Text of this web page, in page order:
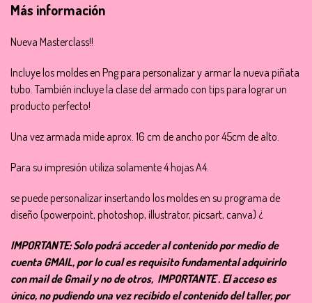
Más información
Nueva Masterclass!!
Incluye los moldes en Png para personalizar y armar la nueva piñata
tubo. También incluye la clase del armado con tips para lograr un
producto perfecto!
Una vez armada mide aprox. 16 cm de ancho por 45cm de alto.
Para su impresión utiliza solamente 4 hojas A4.
se puede personalizar insertando los moldes en su programa de
diseño (powerpoint, photoshop, illustrator, picsart, canva) ¿
IMPORTANTE: Solo podrá acceder al contenido por medio de
cuenta GMAIL, por lo cual es requisito fundamental adquirirlo
con mail de Gmail y no de otros, IMPORTANTE . El acceso es
único, no pudiendo una vez recibido el contenido del taller, por